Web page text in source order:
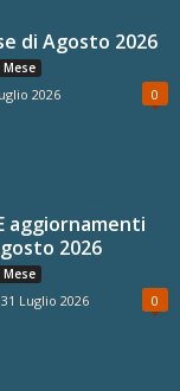
di Agosto 2026
2026 0
aggiornamenti
2026
31 Luglio 2026 0